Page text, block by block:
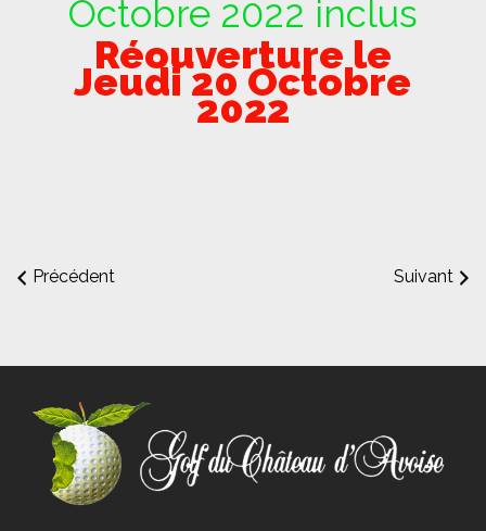
Octobre 2022 inclus
Réouverture le
Jeudi 20 Octobre
2022
Précédent Suivant